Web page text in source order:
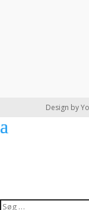
Design by